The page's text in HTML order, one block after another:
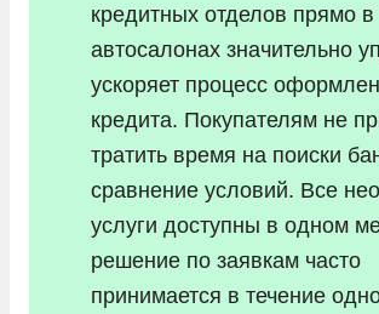
кредитных отделов прямо в
автосалонах значительно
ускоряет процесс
кредита. Покупателям не
тратить время на поиски
сравнение условий. Все
услуги доступны в одном
решение по заявкам часто
принимается в течение